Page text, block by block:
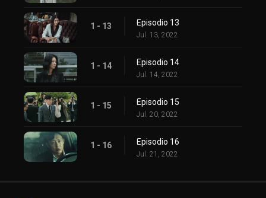
1 - 13 Episodio 13
Jul. 13, 2022
1 - 14 Episodio 14
Jul. 14, 2022
1 - 15 Episodio 15
Jul. 20, 2022
1 - 16 Episodio 16
Jul. 21, 2022